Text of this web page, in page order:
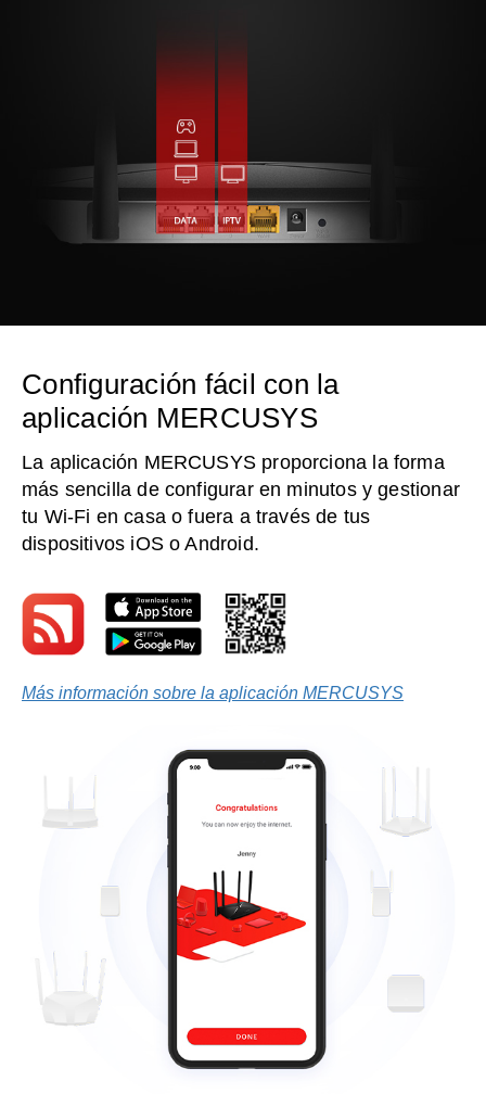
Configuración fácil con la
aplicación MERCUSYS
La aplicación MERCUSYS proporciona la forma
más sencilla de configurar en minutos y gestionar
tu Wi-Fi en casa o fuera a través de tus
dispositivos iOS o Android.
Más información sobre la aplicación MERCUSYS